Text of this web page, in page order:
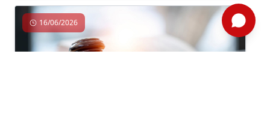
16/06/2026